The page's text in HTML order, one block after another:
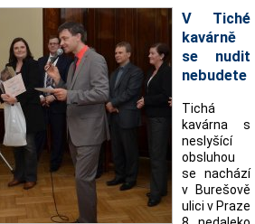
V Tiché
kavárně
se nudit
nebudete
Tichá
kavárna s
neslyšící
obsluhou
se nachází
v Burešově
ulici v Praze